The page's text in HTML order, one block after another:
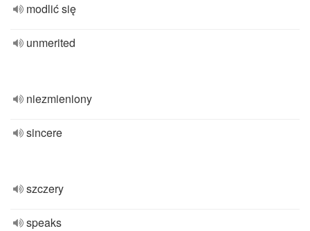
modlić się
unmerited
niezmieniony
sincere
szczery
speaks